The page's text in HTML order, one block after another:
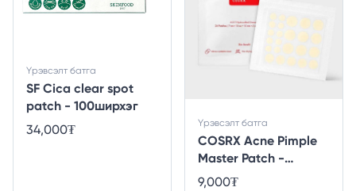
SF Cica clear spot
patch - 100ширхэг
Үрэвсэлт батга
34,000₮
COSRX Acne Pimple
Master Patch -
24ширхэг
Үрэвсэлт батга
9,000₮